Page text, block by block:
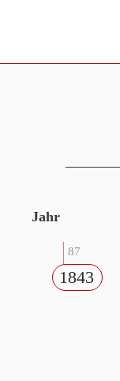
Jahr
87
1843